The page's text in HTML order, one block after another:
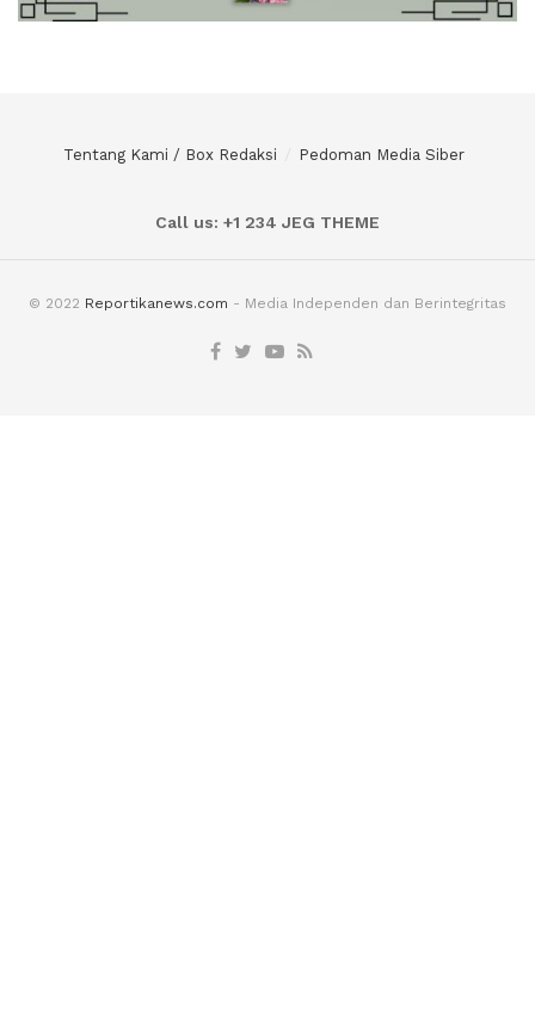
Tentang Kami / Box Redaksi Pedoman Media Siber
Call us: +1 234 JEG THEME
© 2022 Reportikanews.com - Media Independen dan Berintegritas